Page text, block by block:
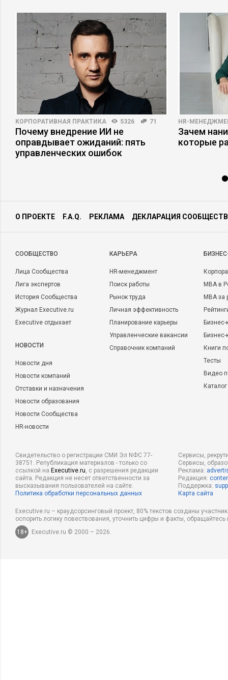
КОРПОРАТИВНАЯ ПРАКТИКА 5326 71
Почему внедрение ИИ не
оправдывает ожиданий: пять
управленческих ошибок
HR-
Зачем
которые
О ПРОЕКТЕ F.A.Q. РЕКЛАМА ДЕКЛАРАЦИЯ
CООБЩЕСТВО
Лица Сообщества
Лига экспертов
История Сообщества
Журнал Executive.ru
Executive отдыхает
НОВОСТИ
Новости дня
Новости компаний
Отставки и назначения
Новости образования
Новости Сообщества
HR-новости
КАРЬЕРА
HR-менеджмент
Поиск работы
Рынок труда
Личная эффективность
Планирование карьеры
Управленческие вакансии
Справочник компаний
MBA в
MBA
Бизнес-
Книги
Тесты
Видео
Свидетельство о регистрации СМИ Эл NФС 77-
38751. Републикация материалов - только со
ссылкой на Executive.ru, с разрешения редакции
сайта. Редакция не несет ответственности за
высказывания пользователей на сайте.
Политика обработки персональных данных
Сервисы,
Сервисы,
Реклама:
Редакция:
Поддержка:
Карта сайта
Executive.ru – краудсорсинговый проект, 80% текстов созданы
оспорить логику повествования, уточнить цифры и факты,
18+
Executive.ru © 2000 – 2026.